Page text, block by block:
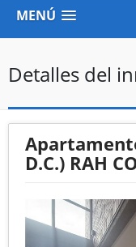
MENÚ
Detalles del
D.C.) RAH